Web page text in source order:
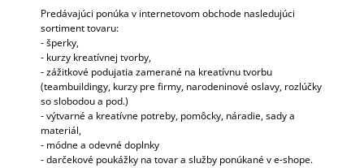
Predávajúci ponúka v internetovom obchode nasledujúci
sortiment tovaru:
- šperky,
- kurzy kreatívnej tvorby,
- zážitkové podujatia zamerané na kreatívnu tvorbu
(teambuildingy, kurzy pre firmy, narodeninové oslavy, rozlúčky
so slobodou a pod.)
- výtvarné a kreatívne potreby, pomôcky, náradie, sady a
materiál,
- módne a odevné doplnky
- darčekové poukážky na tovar a služby ponúkané v e-shope.